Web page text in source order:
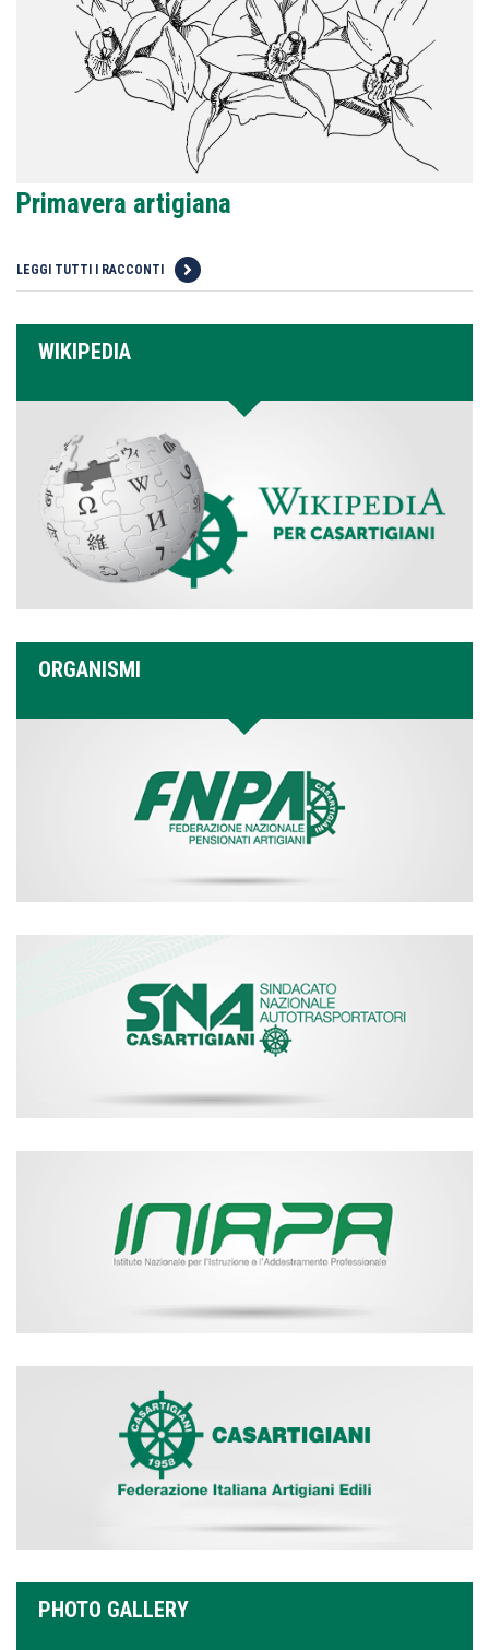
Primavera artigiana
LEGGI TUTTI I RACCONTI
WIKIPEDIA
ORGANISMI
PHOTO GALLERY